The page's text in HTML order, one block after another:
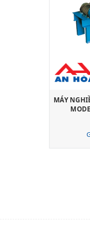
MÁY